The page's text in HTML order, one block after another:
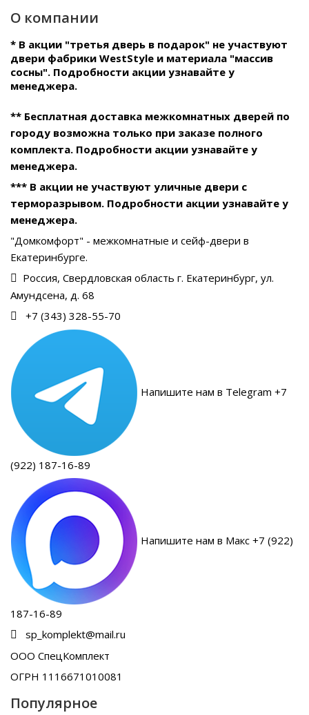
О компании
* В акции "третья дверь в подарок" не участвуют
двери фабрики WestStyle и материала "массив
сосны". Подробности акции узнавайте у
менеджера.
** Бесплатная доставка межкомнатных дверей по
городу возможна только при заказе полного
комплекта. Подробности акции узнавайте у
менеджера.
*** В акции не участвуют уличные двери с
терморазрывом. Подробности акции узнавайте у
менеджера.
"Домкомфорт" - межкомнатные и сейф-двери в
Екатеринбурге.
Россия, Свердловская область г. Екатеринбург, ул.
Амундсена, д. 68
+7 (343) 328-55-70
Напишите нам в Telegram +7
(922) 187-16-89
Напишите нам в Макс +7 (922)
187-16-89
sp_komplekt@mail.ru
ООО СпецКомплект
ОГРН 1116671010081
Популярное